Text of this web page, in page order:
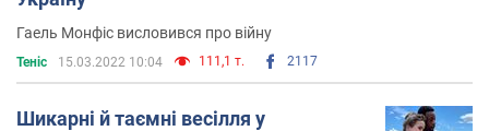
Гаель Монфіс висловився про війну
Теніс 15.03.2022 10:04 111,1 т. 2117
Шикарні й таємні весілля у